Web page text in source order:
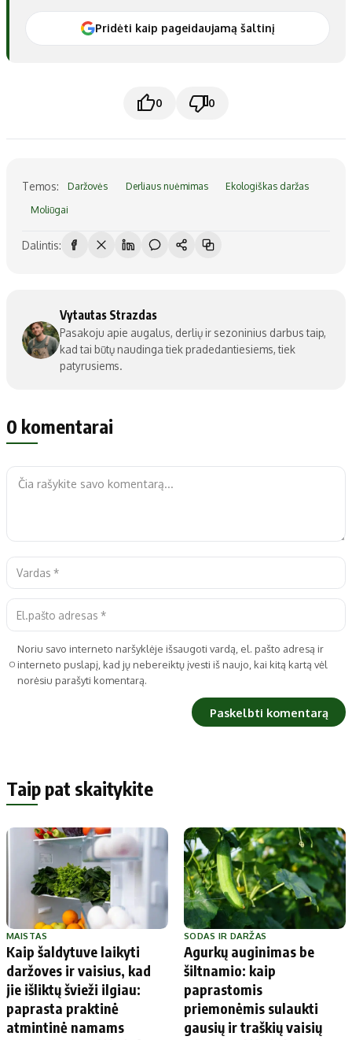
Pridėti kaip pageidaujamą šaltinį
0 0
Temos: Daržovės Derliaus nuėmimas Ekologiškas daržas
Moliūgai
Dalintis:
Vytautas Strazdas
Pasakoju apie augalus, derlių ir sezoninius darbus taip,
kad tai būtų naudinga tiek pradedantiesiems, tiek
patyrusiems.
0 komentarai
Noriu savo interneto naršyklėje išsaugoti vardą, el. pašto adresą ir
interneto puslapį, kad jų nebereiktų įvesti iš naujo, kai kitą kartą vėl
norėsiu parašyti komentarą.
Taip pat skaitykite
MAISTAS
Kaip šaldytuve laikyti
daržoves ir vaisius, kad
jie išliktų švieži ilgiau:
paprasta praktinė
atmintinė namams
SODAS IR DARŽAS
Agurkų auginimas be
šiltnamio: kaip
paprastomis
priemonėmis sulaukti
gausių ir traškių vaisių